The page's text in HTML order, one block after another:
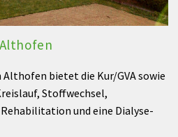
bietet die Kur/GVA sowie
Stoffwechsel,
und eine Dialyse-